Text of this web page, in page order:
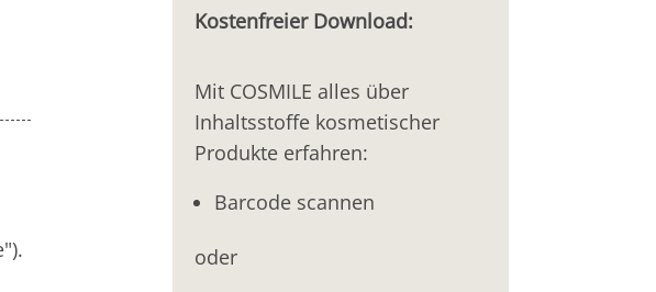
Kostenfreier Download:
Mit COSMILE alles über
Inhaltsstoffe kosmetischer
Produkte erfahren:
Barcode scannen
oder